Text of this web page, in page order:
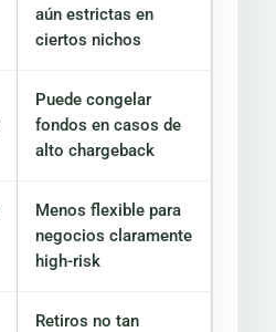
aún estrictas en
ciertos nichos
Puede congelar
fondos en casos de
alto chargeback
Menos flexible para
negocios claramente
high-risk
Retiros no tan